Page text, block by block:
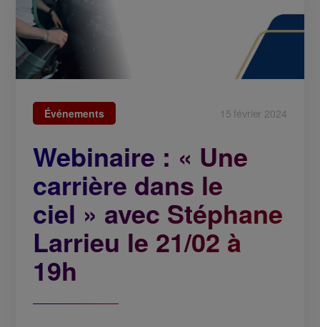
Événements 15 février 2024
Webinaire : « Une
carrière dans le
ciel » avec Stéphane
Larrieu le 21/02 à
19h